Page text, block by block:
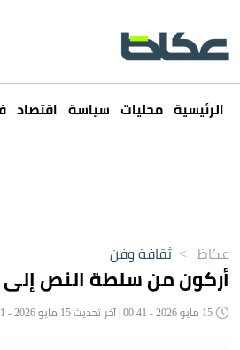
الرئيسية محليات سياسة اقتصاد
عكاظ > ثقافة وفن
أركون من سلطة النص إلى